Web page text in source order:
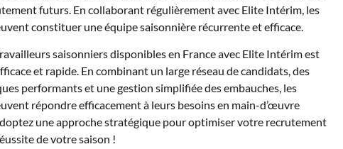
futurs. En collaborant régulièrement avec Elite Intérim, les
constituer une équipe saisonnière récurrente et efficace.
saisonniers disponibles en France avec Elite Intérim est
et rapide. En combinant un large réseau de candidats, des
performants et une gestion simplifiée des embauches, les
répondre efficacement à leurs besoins en main-d’œuvre
une approche stratégique pour optimiser votre recrutement
de votre saison !